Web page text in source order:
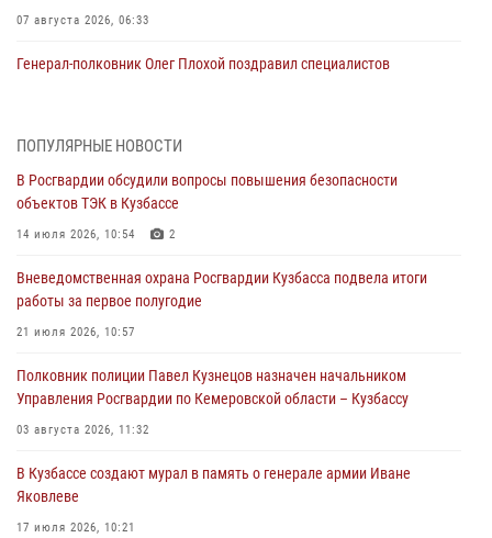
07 августа 2026, 06:33
Генерал-полковник Олег Плохой поздравил специалистов
07 августа 2026, 05:32
С 1 сентября 2026 года вступает в силу новый федеральный закон о
частной охранной деятельности
06 августа 2026, 10:19
Росгвардейцы задержали предполагаемого виновника причинения
ножевого ранения кемеровчанину
06 августа 2026, 09:18
Росгвардейцы задержали мужчину, повредившего имущество
горожанки
06 августа 2026, 08:17
Росгвардейцы пресекли противоправные действия и защитили
новокузнечанку от агрессивного знакомого
06 августа 2026, 07:16
ПОПУЛЯРНЫЕ НОВОСТИ
В Росгвардии обсудили вопросы повышения безопасности
объектов ТЭК в Кузбассе
14 июля 2026, 10:54 2
Вневедомственная охрана Росгвардии Кузбасса подвела итоги
работы за первое полугодие
21 июля 2026, 10:57
Полковник полиции Павел Кузнецов назначен начальником
Управления Росгвардии по Кемеровской области – Кузбассу
03 августа 2026, 11:32
В Кузбассе создают мурал в память о генерале армии Иване
Яковлеве
17 июля 2026, 10:21